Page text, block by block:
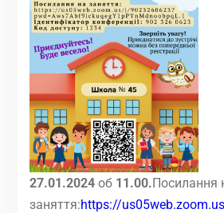
27.01.2024 об 11.00.Посилання
заняття:https://